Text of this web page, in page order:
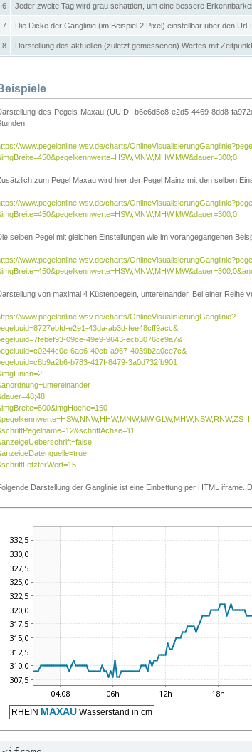
6 Jeder zweite Tag wird grau schattiert, um eine bessere
7 Die Dicke der Ganglinie (im Beispiel 2 Pixel) einstellbar über den
8 Darstellung des aktuellen (zuletzt gemessenen) Wertes mit
des Pegels Maxau (UUID: b6c6d5c8-e2d5-4469-8dd8-
www.pegelonline.wsv.de/charts/
zum Pegel Maxau wird hier der Pegel Mainz mit den selben
www.pegelonline.wsv.de/charts/
selben Pegel mit gleichen Einstellungen wie im vorangegangenen
www.pegelonline.wsv.de/charts/
von maximal 4 Küstenpegeln, untereinander. Bei einer Reihe
www.pegelonline.wsv.de/charts/OnlineVisualisierungGanglinie?
e2e1-43da-ab3d-fee48cff9acc&
09ce-49e9-9643-ecb3076ce9a7&
6ae6-40cb-a967-4039b2a0ce7c&
b783-417f-8479-3a0d732fb901
Darstellung der Ganglinie ist eine Einbettung per HTML iframe.